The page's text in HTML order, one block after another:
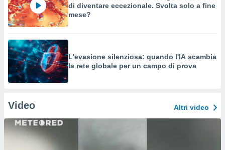
di diventare eccezionale. Svolta solo a fine
mese?
L'evasione silenziosa: quando l'IA scambia
la rete globale per un campo di prova
Video Altri video